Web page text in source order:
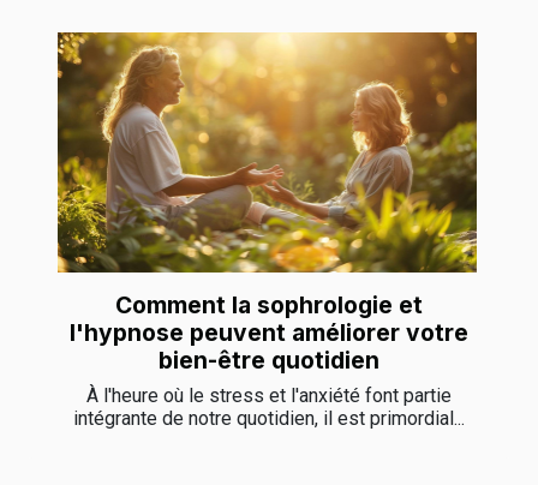
Comment la sophrologie et
l'hypnose peuvent améliorer votre
bien-être quotidien
À l'heure où le stress et l'anxiété font partie
intégrante de notre quotidien, il est primordial...